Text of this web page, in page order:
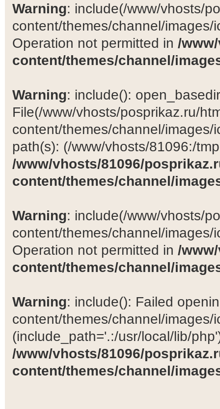
Warning: include(/www/vhosts/
content/themes/channel/
Operation not permitted in /
content/themes/channel/
Warning: include():
File(/www/vhosts/posprikaz.ru/
content/themes/channel/
path(s): (/www/vhosts/81096:/
/www/vhosts/81096/
content/themes/channel/
Warning: include(/www/vhosts/
content/themes/channel/
Operation not permitted in /
content/themes/channel/
Warning: include(): Failed
content/themes/channel/images/
(include_path='.:/usr/local/lib/
/www/vhosts/81096/
content/themes/channel/